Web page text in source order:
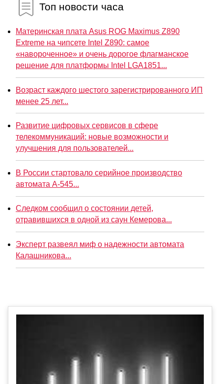
Топ новости часа
Материнская плата Asus ROG Maximus Z890
Extreme на чипсете Intel Z890: самое
«навороченное» и очень дорогое флагманское
решение для платформы Intel LGA1851...
Возраст каждого шестого зарегистрированного ИП
менее 25 лет...
Развитие цифровых сервисов в сфере
телекоммуникаций: новые возможности и
улучшения для пользователей...
В России стартовало серийное производство
автомата А-545...
Следком сообщил о состоянии детей,
отравившихся в одной из саун Кемерова...
Эксперт развеял миф о надежности автомата
Калашникова...